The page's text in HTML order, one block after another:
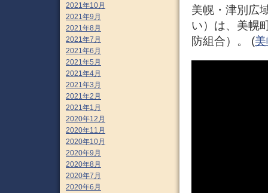
美幌・津別広
い）は、美幌
防組合）。 (
2021年10月
2021年9月
2021年8月
2021年7月
2021年6月
2021年5月
2021年4月
2021年3月
2021年2月
2021年1月
2020年12月
2020年11月
2020年10月
2020年9月
2020年8月
2020年7月
2020年6月